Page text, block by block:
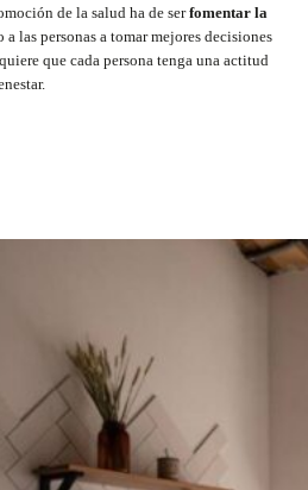
de la salud ha de serfomentar la
a las personas a tomar mejores decisiones
que cada persona tenga una actitud